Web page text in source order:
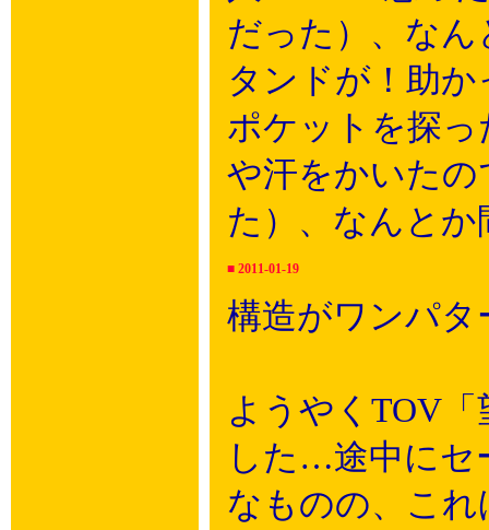
だった）、な
タンドが！助
ポケットを探
や汗をかいた
た）、なんと
■ 2011-01-19
構造がワンパ
ようやくTOV
した…途中にセ
なものの、こ